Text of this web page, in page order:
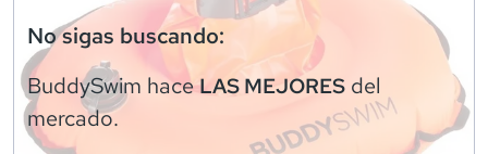
No sigas buscando:
BuddySwim haceLAS MEJORES del
mercado.